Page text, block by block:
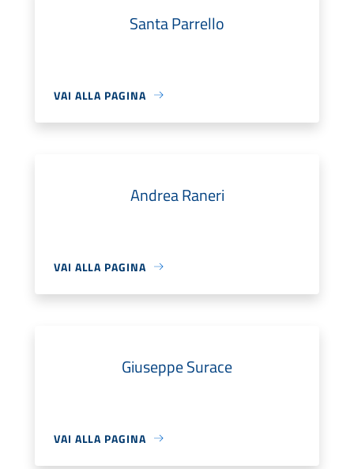
Santa Parrello
VAI ALLA PAGINA
Andrea Raneri
VAI ALLA PAGINA
Giuseppe Surace
VAI ALLA PAGINA